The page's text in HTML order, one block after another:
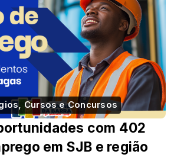
Cursos e Concursos
com 402
em SJB e região